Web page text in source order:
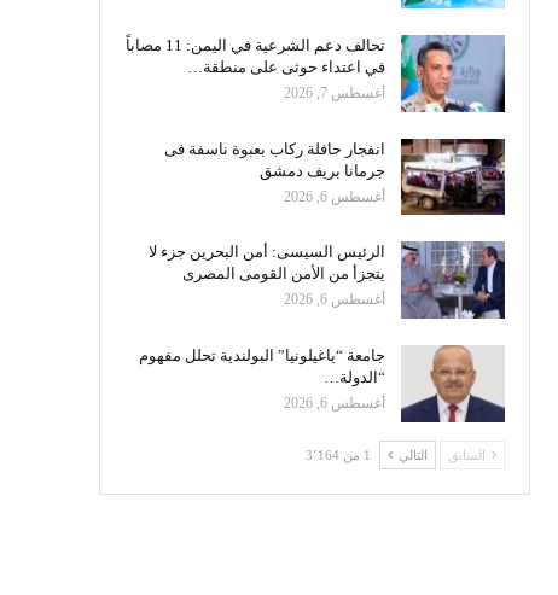
تحالف دعم الشرعية في اليمن: 11 مصاباً
في اعتداء حوثى على منطقة…
أغسطس 7, 2026
انفجار حافلة ركاب بعبوة ناسفة فى
جرمانا بريف دمشق
أغسطس 6, 2026
الرئيس السيسى: أمن البحرين جزء لا
يتجزأ من الأمن القومى المصرى
أغسطس 6, 2026
جامعة “ياغيلونيا” البولندية تحلل مفهوم
“الدولة…
أغسطس 6, 2026
السابق التالي 1 من 3٬164